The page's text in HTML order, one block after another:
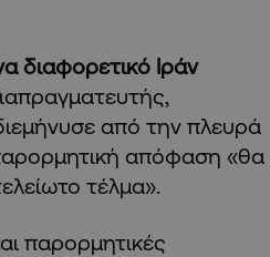
διαφορετικό Ιράν
από την πλευρά
απόφαση «θα
τέλμα».
παρορμητικές